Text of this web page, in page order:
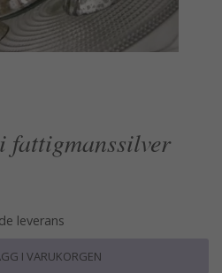
fattigmanssilver
leverans
I VARUKORGEN